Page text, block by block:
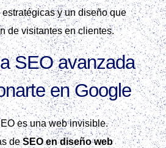
y un diseño que
de visitantes en clientes.
SEO avanzada
en Google
es una web invisible.
deSEO en diseño web